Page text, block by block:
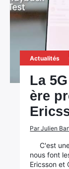
Actualités
La
ère
Par Julien
C'est
nous font
Ericsson et